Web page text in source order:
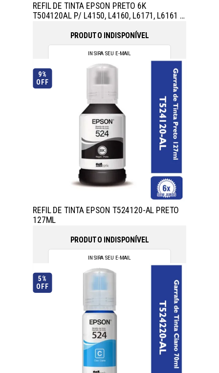
REFIL DE TINTA EPSON PRETO 6K
T504120AL P/ L4150, L4160, L6171, L6161 E
PRODUTO INDISPONÍVEL
9%
OFF
REFIL DE TINTA EPSON T524120-AL PRETO
127ML
PRODUTO INDISPONÍVEL
5%
OFF